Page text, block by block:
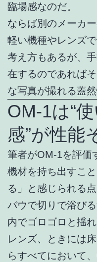
臨場感なのだ。
ならば別のメーカ
軽い機種やレンズ
考え方もあるが、
在するのであれば
な写真が撮れる蓋
OM-1は“
感”が性能
筆者がOM-1を評価
機材を持ち出すこ
る」と感じられる点
バウで切りで浴び
内でゴロゴロと揺
レンズ、ときには
らすべてにおいて